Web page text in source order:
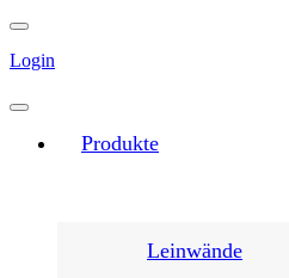
Login
Produkte
Leinwände